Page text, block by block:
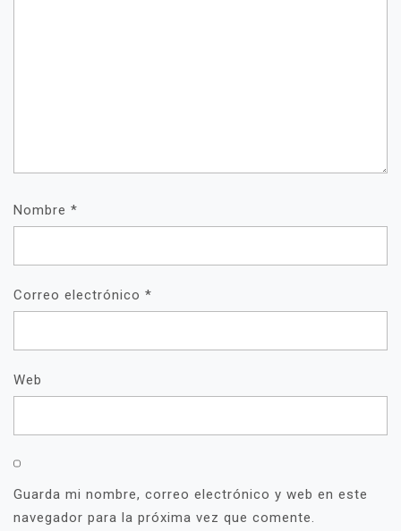
Nombre *
Correo electrónico *
Web
Guarda mi nombre, correo electrónico y web en este
navegador para la próxima vez que comente.